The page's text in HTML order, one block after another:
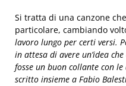
Si tratta di una canzone
particolare, cambiando
lavoro lungo per certi versi.
in attesa di avere un’idea
fosse un buon collante con
scritto insieme a Fabio